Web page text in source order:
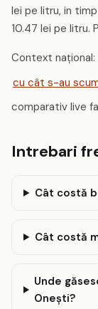
lei pe litru, in
10.47 lei pe litru.
Context național:
cu cât s-au
comparativ live
Intrebari
Cât costă
Cât costă
Unde
Onești?